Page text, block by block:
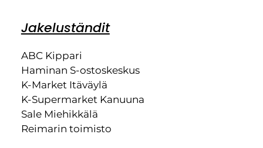
Jakeluständit
ABC Kippari
Haminan S-ostoskeskus
K-Market Itäväylä
K-Supermarket Kanuuna
Sale Miehikkälä
Reimarin toimisto